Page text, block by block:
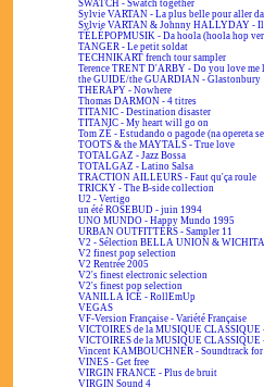
SWATCH - Swatch together
Sylvie VARTAN - La plus belle pour aller
Sylvie VARTAN & Johnny HALLYDAY - Il
TÉLÉPOPMUSIK - Da hoola (hoola hop
TANGER - Le petit soldat
TECHNIKART french tour sampler
Terence TRENT D'ARBY - Do you love me
the GUIDE/the GUARDIAN - Glastonbury
THERAPY - Nowhere
Thomas DARMON - 4 titres
TITANIC - Destination disaster
TITANIC - My heart will go on
Tom ZÉ - Estudando o pagode (na opereta
TOOTS & the MAYTALS - True love
TOTALGAZ - Jazz Bossa
TOTALGAZ - Latino Salsa
TRACTION AILLEURS - Faut qu'ça roule
TRICKY - The B-side collection
U2 - Vertigo
un été ROSEBUD - juin 1994
UNO MUNDO - Happy Mundo 1995
URBAN OUTFITTERS - Sampler 11
V2 - Sélection BELLA UNION & WICHITA
V2 finest pop selection
V2 Rentrée 2005
V2's finest electronic selection
V2's finest pop selection
VANILLA ICE - RollEmUp
VEGAS
VF-Version Française - Variété Française
VICTOIRES de la MUSIQUE CLASSIQUE
VICTOIRES de la MUSIQUE CLASSIQUE
Vincent KAMBOUCHNER - Soundtrack
VINES - Get free
VIRGIN FRANCE - Plus de bruit
VIRGIN Sound 4